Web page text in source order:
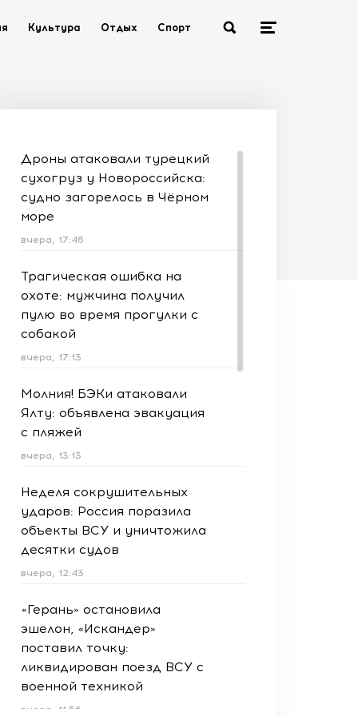
Культура Отдых Спорт
Дроны атаковали турецкий
сухогруз у Новороссийска:
судно загорелось в Чёрном
море
вчера, 17:46
Трагическая ошибка на
охоте: мужчина получил
пулю во время прогулки с
собакой
вчера, 17:13
Молния! БЭКи атаковали
Ялту: объявлена эвакуация
с пляжей
вчера, 13:13
Неделя сокрушительных
ударов: Россия поразила
объекты ВСУ и уничтожила
десятки судов
вчера, 12:43
«Герань» остановила
эшелон, «Искандер»
поставил точку:
ликвидирован поезд ВСУ с
военной техникой
вчера, 11:56